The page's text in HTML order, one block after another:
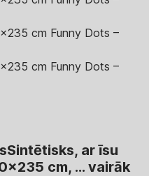
Sintētisks, ar īsu
cm, … vairāk